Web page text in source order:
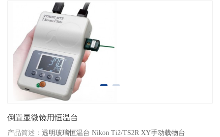
倒置显微镜用恒温台
产品简述： 透明玻璃恒温台 Nikon Ti2/TS2R XY手动载物台